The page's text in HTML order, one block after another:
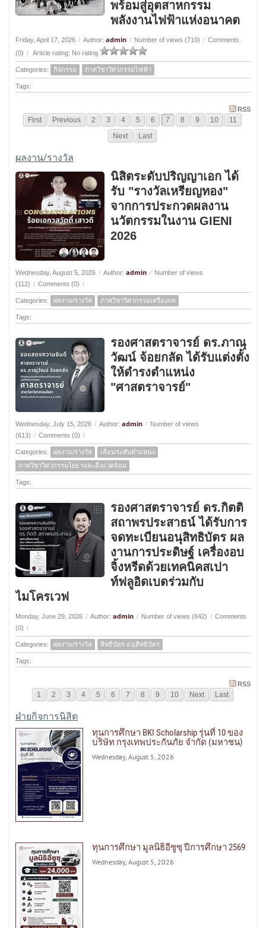
พร้อมสู่อุตสาหกรรม
พลังงานไฟฟ้าแห่งอนาคต
Friday, April 17, 2026 / Author: admin / Number of views (710) / Comments
(0) / Article rating: No rating
Categories: กิจกรรม ภาควิชาวิศวกรรมไฟฟ้า
Tags:
RSS
First Previous 2 3 4 5 6 7 8 9 10
11
Next
Last
ผลงาน/รางวัล
นิสิตระดับปริญญาเอก ได้
รับ "รางวัลเหรียญทอง"
จากการประกวดผลงาน
นวัตกรรมในงาน GIENI
2026
Wednesday, August 5, 2026 / Author: admin / Number of views
(112) / Comments (0) /
Categories: ผลงาน/รางวัล ภาควิชาวิศวกรรมเครื่องกล
Tags:
รองศาสตราจารย์ ดร.ภาณุ
วัฒน์ จ้อยกลัด ได้รับแต่งตั้ง
ให้ดำรงตำแหน่ง
"ศาสตราจารย์"
Wednesday, July 15, 2026 / Author: admin / Number of views
(613) / Comments (0) /
Categories: ผลงาน/รางวัล
เลื่อนระดับตำแหน่ง
ภาควิชาวิศวกรรมโยธาและสิ่งแวดล้อม
Tags:
รองศาสตราจารย์ ดร.กิตติ
สถาพรประสาธน์ ได้รับการ
จดทะเบียนอนุสิทธิบัตร ผล
งานการประดิษฐ์ เครื่องอบ
จิ้งหรีดด้วยเทคนิคสเปา
ท์ฟลูอิดเบดร่วมกับ
ไมโครเวฟ
Monday, June 29, 2026 / Author: admin / Number of views (642) / Comments
(0) /
Categories: ผลงาน/รางวัล สิทธิบัตร อนุสิทธิบัตร
Tags:
RSS
1 2 3 4 5 6 7 8 9 10 Next Last
ฝ่ายกิจการนิสิต
ทุนการศึกษา BKI Scholarship รุ่นที่ 10 ของ
บริษัท กรุงเทพประกันภัย จำกัด (มหาชน)
Wednesday, August 5, 2026
ทุนการศึกษา มูลนิธิอีซูซุ ปีการศึกษา 2569
Wednesday, August 5, 2026